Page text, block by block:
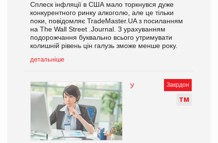
Сплеск інфляції в США мало торкнувся дуже
конкурентного ринку алкоголю, але це тільки
поки, повідомляє TradeMaster.UA з посиланням
на The Wall Street .Journal. З урахуванням
подорожчання буквально всього утримувати
колишній рівень цін галузь зможе менше року.
детальніше
Закрдон
ТМ
У